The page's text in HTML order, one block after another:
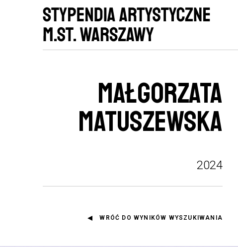
MAŁGORZATA
MATUSZEWSKA
2024
WRÓĆ DO WYNIKÓW WYSZUKIWANIA